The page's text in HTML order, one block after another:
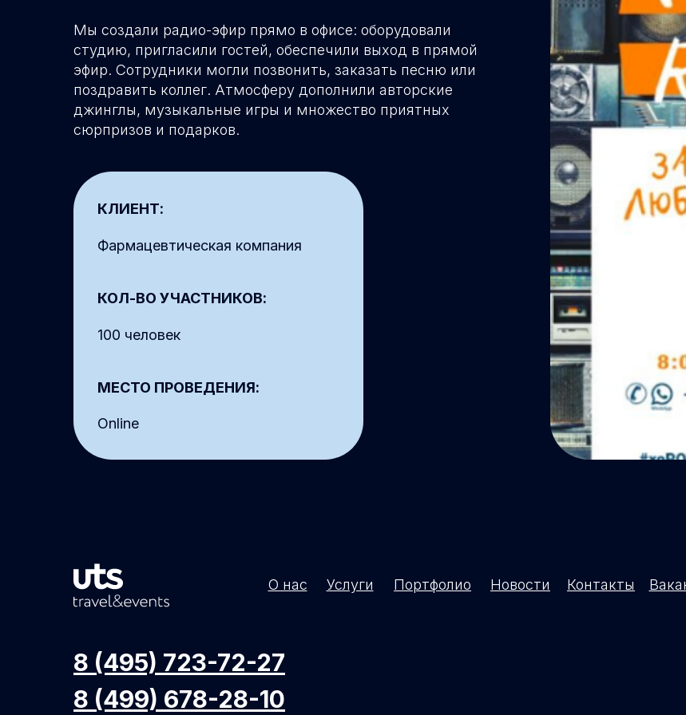
Мы создали радио-эфир прямо в офисе: оборудовали
студию, пригласили гостей, обеспечили выход в прямой
эфир. Сотрудники могли позвонить, заказать песню или
поздравить коллег. Атмосферу дополнили авторские
джинглы, музыкальные игры и множество приятных
сюрпризов и подарков.
МЕСТО ПРОВЕДЕНИЯ:
КОЛ-ВО УЧАСТНИКОВ:
Online
100 человек
Фармацевтическая компания
КЛИЕНТ:
Контакты
Новости
Портфолио
Услуги
О нас
8 (495) 723-72-27
8 (499) 678-28-10